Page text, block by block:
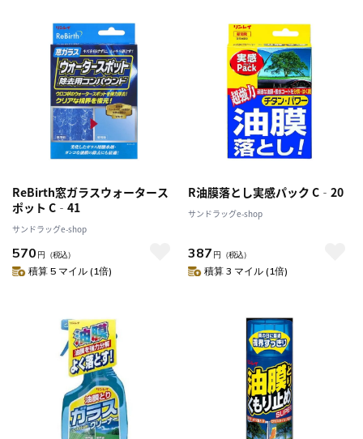
ReBirth窓ガラスウォータース
ポット C‐41
サンドラッグe-shop
570 円 （税込）
積算 5 マイル (1倍)
R油膜落とし実感パック C‐20
サンドラッグe-shop
387 円 （税込）
積算 3 マイル (1倍)